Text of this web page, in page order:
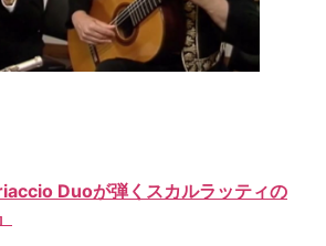
Duoが弾くスカルラッティの